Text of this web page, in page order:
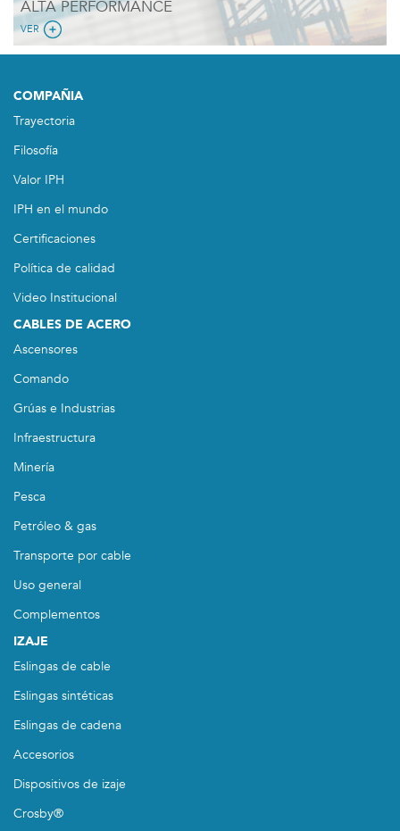
ALTA PERFORMANCE
VER
COMPAÑIA
Trayectoria
Filosofía
Valor IPH
IPH en el mundo
Certificaciones
Política de calidad
Video Institucional
CABLES DE ACERO
Ascensores
Comando
Grúas e Industrias
Infraestructura
Minería
Pesca
Petróleo & gas
Transporte por cable
Uso general
Complementos
IZAJE
Eslingas de cable
Eslingas sintéticas
Eslingas de cadena
Accesorios
Dispositivos de izaje
Crosby®